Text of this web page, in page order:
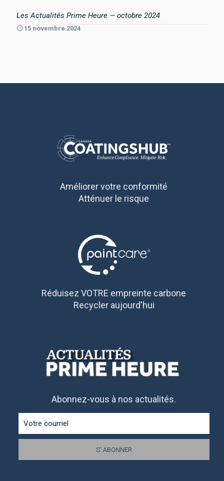
Les Actualités Prime Heure — octobre 2024
15 novembre 2024
Améliorer votre conformité
Atténuer le risque
Réduisez VOTRE empreinte carbone
Recycler aujourd'hui
Abonnez-vous à nos actualités.